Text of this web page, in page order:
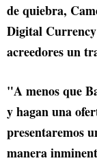
de quiebra,
Digital
acreedores un
"A menos que
y hagan una
presentaremos
manera